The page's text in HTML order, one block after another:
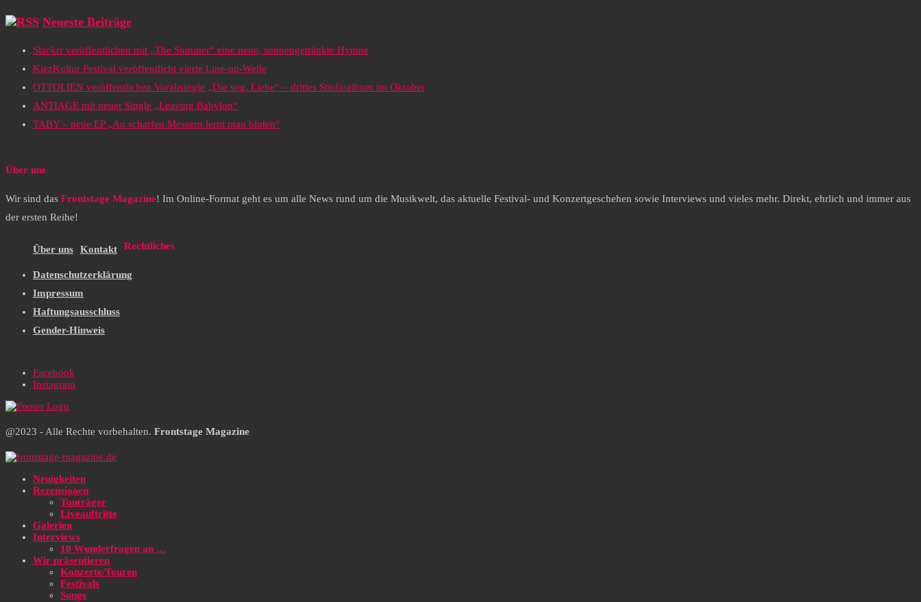
Neueste Beiträge
Slackrr veröffentlichen mit „The Summer“ eine neue, sonnengetränkte Hymne
KiezKultur Festival veröffentlicht vierte Line-up-Welle
OTTOLIEN veröffentlichen Vorabsingle „Die sog. Liebe“ – drittes Studioalbum im Oktober
ANTIAGE mit neuer Single „Leaving Babylon“
TABY – neue EP „An scharfen Messern lernt man bluten“
Über uns
Wir sind das Frontstage Magazine! Im Online-Format geht es um alle News rund um die Musikwelt, das aktuelle Festival- und Konzertgeschehen sowie Interviews und vieles mehr. Direkt, ehrlich und immer aus
der ersten Reihe!
Über uns Kontakt Rechtliches
Datenschutzerklärung
Impressum
Haftungsausschluss
Gender-Hinweis
Facebook
Instagram
@2023 - Alle Rechte vorbehalten. Frontstage Magazine
Neuigkeiten
Rezensionen
Tonträger
Liveauftritte
Galerien
Interviews
10 Wunderfragen an …
Wir präsentieren
Konzerte/Touren
Festivals
Songs